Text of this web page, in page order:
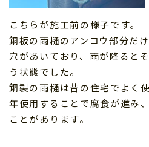
こちらが施工前の様子です。
銅板の雨樋のアンコウ部分だ
穴があいており、雨が降ると
う状態でした。
銅製の雨樋は昔の住宅でよく
年使用することで腐食が進み
ことがあります。